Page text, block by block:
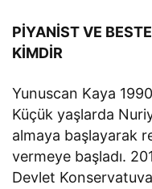
PİYANİST VE
KİMDİR
Yunuscan Kaya
Küçük yaşlarda
almaya başlayarak
vermeye başladı.
Devlet